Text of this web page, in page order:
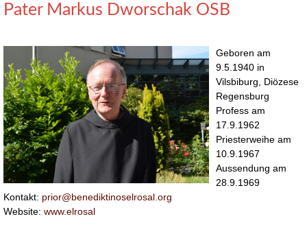
Pater Markus Dworschak OSB
Geboren am
9.5.1940 in
Vilsbiburg, Diözese
Regensburg
Profess am
17.9.1962
Priesterweihe am
10.9.1967
Aussendung am
28.9.1969
Kontakt: prior@benediktinoselrosal.org
Website: www.elrosal